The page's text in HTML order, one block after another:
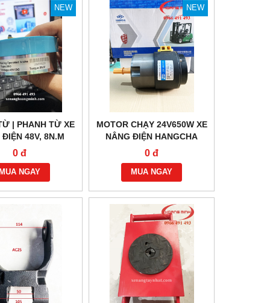
NEW
| PHANH TỪ XE
ĐIỆN 48V, 8N.M
0 đ
NGAY
NEW
MOTOR CHẠY 24V650W XE
NÂNG ĐIỆN HANGCHA
0 đ
MUA NGAY